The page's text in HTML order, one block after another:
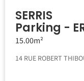
SERRIS
Parking -
15.00m²
14 RUE ROBERT